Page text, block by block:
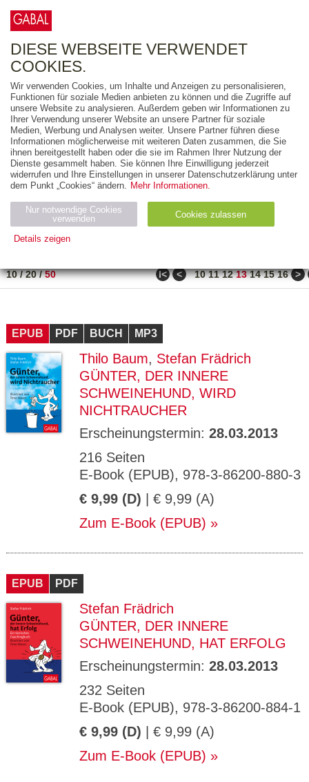
FREITEXT
AUSGABEART
AUS DER REIHE
ZUM THEMA
Neuerscheinung
Bestseller
PREIS
10/20/50 ǀ< < 10 11 12 13 14 15 16 >
EPUB PDF BUCH MP3
Thilo Baum, Stefan Frädrich
GÜNTER, DER INNERE
SCHWEINEHUND, WIRD
NICHTRAUCHER
Erscheinungstermin: 28.03.2013
216 Seiten
E-Book (EPUB), 978-3-86200-880-3
€ 9,99 (D) | € 9,99 (A)
Zum E-Book (EPUB)
EPUB PDF
Stefan Frädrich
GÜNTER, DER INNERE
SCHWEINEHUND, HAT ERFOLG
Erscheinungstermin: 28.03.2013
232 Seiten
E-Book (EPUB), 978-3-86200-884-1
€ 9,99 (D) | € 9,99 (A)
Zum E-Book (EPUB)
DIESE WEBSEITE VERWENDET
COOKIES.
Wir verwenden Cookies, um Inhalte und Anzeigen zu personalisieren,
Funktionen für soziale Medien anbieten zu können und die Zugriffe auf
unsere Website zu analysieren. Außerdem geben wir Informationen zu
Ihrer Verwendung unserer Website an unsere Partner für soziale
Medien, Werbung und Analysen weiter. Unsere Partner führen diese
Informationen möglicherweise mit weiteren Daten zusammen, die Sie
ihnen bereitgestellt haben oder die sie im Rahmen Ihrer Nutzung der
Dienste gesammelt haben. Sie können Ihre Einwilligung jederzeit
widerrufen und Ihre Einstellungen in unserer Datenschutzerklärung unter
dem Punkt „Cookies“ ändern. Mehr Informationen.
Nur notwendige Cookies
verwenden
Cookies zulassen
Details zeigen
Name Zweck
ESSION
_ID
verlag.
de
Session verwendet
GV_CO
OKIES
gabal-
verlag.
Speichert den Zustimmungsstatus des
Benutzers für Cookies auf der aktuellen
Domäne.